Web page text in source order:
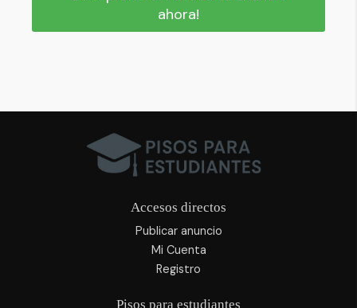
ahora!
Accesos directos
Publicar anuncio
Mi Cuenta
Registro
Pisos para estudiantes